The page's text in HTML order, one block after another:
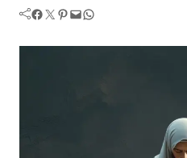
Facebook Twitter Pinterest Mail WhatsApp